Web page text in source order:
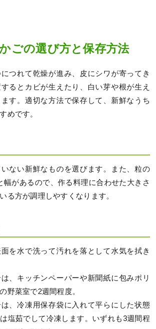
ごの選び方と保存方法
つれて乾燥が進み、皮にシワが寄ってき
るとカビが生えたり、白い芽や根が生え
す。適切な方法で保存して、新鮮なうち
めです。
ない新鮮なものを選びます。また、粒の
幅があるので、作る料理に合わせた大きさ
る方が調理しやすくなります。
を水で洗って汚れを落として水気を拭き
は、キッチンペーパーや新聞紙に包みポリ
野菜室で2週間程度。
は、冷凍用保存袋に入れて平らにした状態
塩茹でして冷凍します。いずれも3週間程